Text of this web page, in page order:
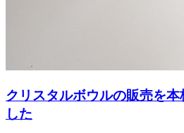
クリスタルボウルの販売を本
した